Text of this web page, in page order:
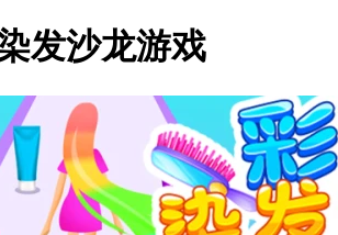
发沙龙游戏